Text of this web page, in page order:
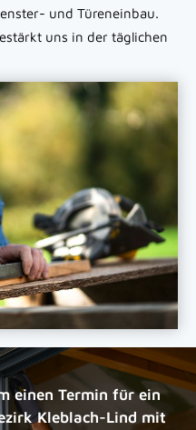
und Türeneinbau.
uns in der täglichen
einen Termin für ein
Kleblach-Lind mit